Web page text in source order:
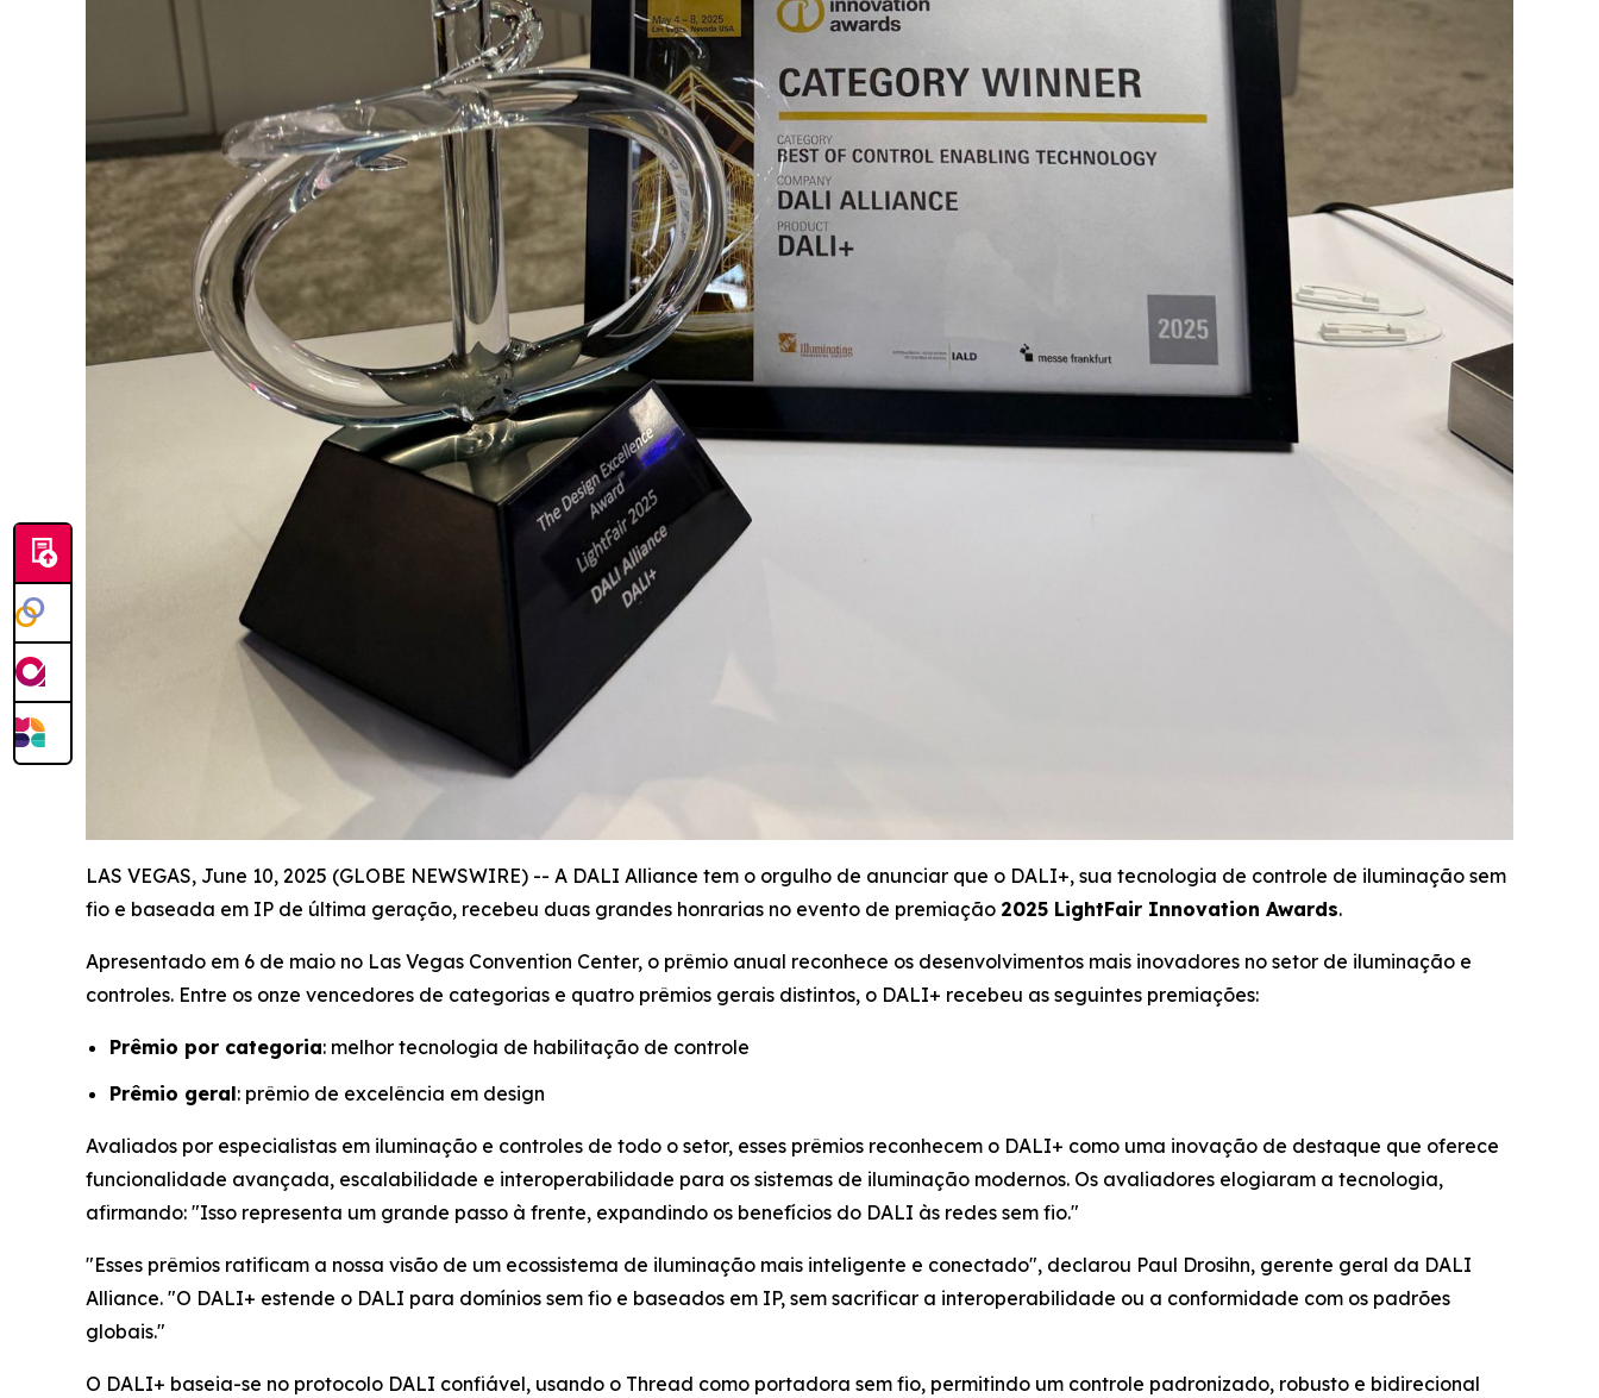
LAS VEGAS, June 10, 2025 (GLOBE NEWSWIRE) -- A DALI Alliance tem o orgulho de anunciar que o DALI+, sua tecnologia de controle de iluminação sem
fio e baseada em IP de última geração, recebeu duas grandes honrarias no evento de premiação 2025 LightFair Innovation Awards.
Apresentado em 6 de maio no Las Vegas Convention Center, o prêmio anual reconhece os desenvolvimentos mais inovadores no setor de iluminação e
controles. Entre os onze vencedores de categorias e quatro prêmios gerais distintos, o DALI+ recebeu as seguintes premiações:
Prêmio por categoria: melhor tecnologia de habilitação de controle
Prêmio geral: prêmio de excelência em design
Avaliados por especialistas em iluminação e controles de todo o setor, esses prêmios reconhecem o DALI+ como uma inovação de destaque que oferece
funcionalidade avançada, escalabilidade e interoperabilidade para os sistemas de iluminação modernos. Os avaliadores elogiaram a tecnologia,
afirmando: "Isso representa um grande passo à frente, expandindo os benefícios do DALI às redes sem fio."
"Esses prêmios ratificam a nossa visão de um ecossistema de iluminação mais inteligente e conectado", declarou Paul Drosihn, gerente geral da DALI
Alliance. "O DALI+ estende o DALI para domínios sem fio e baseados em IP, sem sacrificar a interoperabilidade ou a conformidade com os padrões
globais."
O DALI+ baseia-se no protocolo DALI confiável, usando o Thread como portadora sem fio, permitindo um controle padronizado, robusto e bidirecional